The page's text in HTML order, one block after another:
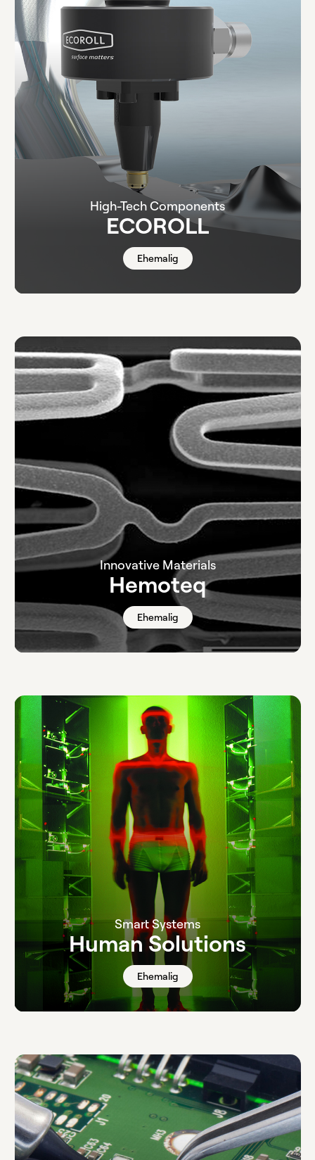
High-Tech Components
ECOROLL
Ehemalig
Innovative Materials
Hemoteq
Ehemalig
Smart Systems
Human Solutions
Ehemalig